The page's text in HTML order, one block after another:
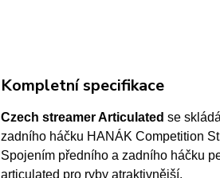
Kompletní specifikace
Czech streamer Articulated se
zadního háčku HANÁK Competition
Spojením předního a zadního háčku
articulated pro ryby atraktivnější.